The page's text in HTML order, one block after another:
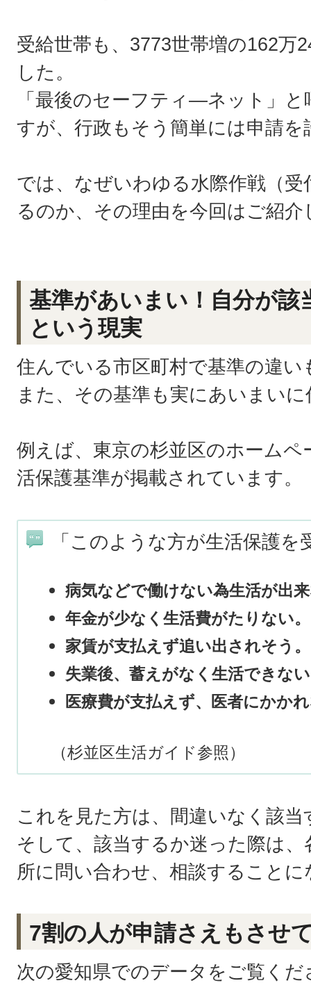
受給世帯も、3773世帯増の162万
した。
「最後のセーフティ―ネット」
すが、行政もそう簡単には申請
では、なぜいわゆる水際作戦（
るのか、その理由を今回はご紹
基準があいまい！自分が該
という現実
住んでいる市区町村で基準の違い
また、その基準も実にあいまい
例えば、東京の杉並区のホーム
活保護基準が掲載されています。
「このような方が生活保護
病気などで働けない為生活が出
年金が少なく生活費がたりない。
家賃が支払えず追い出されそう。
失業後、蓄えがなく生活できない
医療費が支払えず、医者にかか
（杉並区生活ガイド参照）
これを見た方は、間違いなく該
そして、該当するか迷った際は
所に問い合わせ、相談すること
7割の人が申請さえもさせ
次の愛知県でのデータをご覧くだ